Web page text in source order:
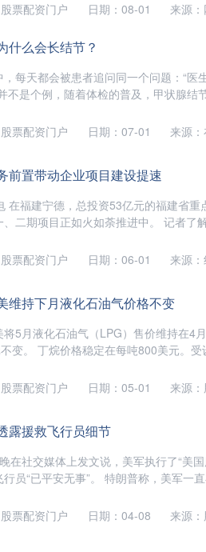
日期：08-01 来源
股票配资门户
什么会长结节？
每天都会被患者追问同一个问题：“医
不是个例，随着体检的普及，甲状腺结
日期：07-01 来源
股票配资门户
前置带动企业项目建设提速
在福建宁德，总投资53亿元的福建省
二期项目正如火如荼推进中。 记者了
日期：06-01 来源
股票配资门户
维持下月液化石油气价格不变
5月液化石油气（LPG）售价维持在4
变。 丁烷价格稳定在每吨800美元。受
日期：05-01 来源
股票配资门户
露援救飞行员细节
在社交媒体上发文说，美军执行了“美
员“已平安无事”。 特朗普称，美军一
日期：04-08 来源
股票配资门户